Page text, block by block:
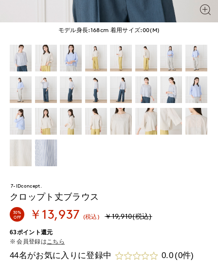
モデル身長:168cm 着用サイズ:00(M)
7-IDconcept.
クロップト丈ブラウス
30%
OFF
￥13,937 (税込) ￥19,910(税込)
63ポイント還元
会員登録は こちら
44名がお気に入りに登録中 0.0 (0件)